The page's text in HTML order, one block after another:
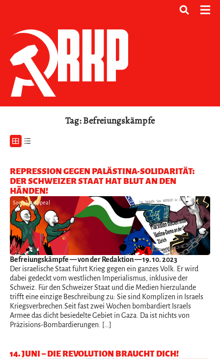
Tag: Befreiungskämpfe
REPRESSION GEGEN PALÄSTINA-SOLIDARITÄT:
DER SCHWEIZER STAAT HAT BLUT AN DEN
HÄNDEN!
Socialist Appeal
Befreiungskämpfe— von der Redaktion — 19. 10. 2023
Der israelische Staat führt Krieg gegen ein ganzes Volk. Er wird
dabei gedeckt vom westlichen Imperialismus, inklusive der
Schweiz. Für den Schweizer Staat und die Medien hierzulande
trifft eine einzige Beschreibung zu: Sie sind Komplizen in Israels
Kriegsverbrechen.Seit fast zwei Wochen bombardiert Israels
Armee das dicht besiedelte Gebiet in Gaza. Da ist nichts von
Präzisions-Bombardierungen. […]
14. JUNI – DIE REVOLUTION BRAUCHT DICH!